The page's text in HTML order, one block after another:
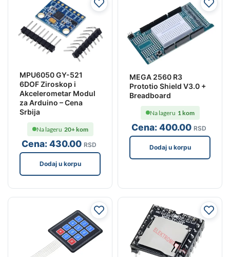
MPU6050 GY-521
6DOF Ziroskop i
Akcelerometar Modul
za Arduino – Cena
Srbija
Cena:430.00 RSD
Na lageru 20+ kom
Dodaj u korpu
MEGA 2560 R3
Prototio Shield V3.0 +
Breadboard
Cena:400.00 RSD
Na lageru 1 kom
Dodaj u korpu